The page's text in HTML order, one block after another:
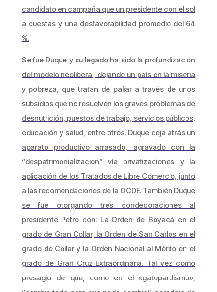
candidato en campaña que un presidente con el sol
a cuestas y una desfavorabilidad promedio del 64
%.
Se fue Duque y su legado ha sido la profundización
del modelo neoliberal, dejando un país en la miseria
y pobreza, que tratan de paliar a través de unos
subsidios que no resuelven los graves problemas de
desnutrición, puestos de trabajo, servicios públicos,
educación y salud, entre otros. Duque deja atrás un
aparato productivo arrasado, agravado con la
“despatrimonialización” vía privatizaciones y la
aplicación de los Tratados de Libre Comercio, junto
a las recomendaciones de la OCDE. También Duque
se fue otorgando tres condecoraciones al
presidente Petro con: La Orden de Boyacá en el
grado de Gran Collar, la Orden de San Carlos en el
grado de Collar y la Orden Nacional al Mérito en el
grado de Gran Cruz Extraordinaria. Tal vez como
presagio de que, como en el «gatopardismo»,